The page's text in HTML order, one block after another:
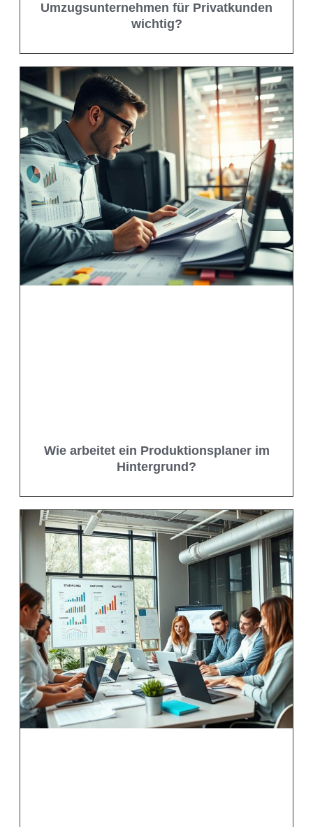
Umzugsunternehmen für Privatkunden
wichtig?
Wie arbeitet ein Produktionsplaner im
Hintergrund?